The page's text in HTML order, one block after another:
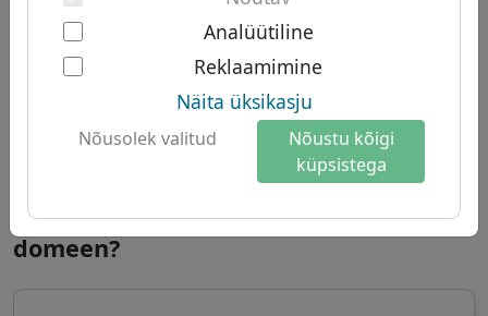
Analüütiline
Reklaamimine
Näita üksikasju
Nõusolek valitud
Nõustu kõigi
küpsistega
Austraalia domeenid
About Let's Domains
Miks Let's Domains?
Brändi kaitse
Kontakt
Domeen .信息 - Uued
Registreerimise aeg: Reaalajas
Kuidas registreerida .信息 interneti
domeen?